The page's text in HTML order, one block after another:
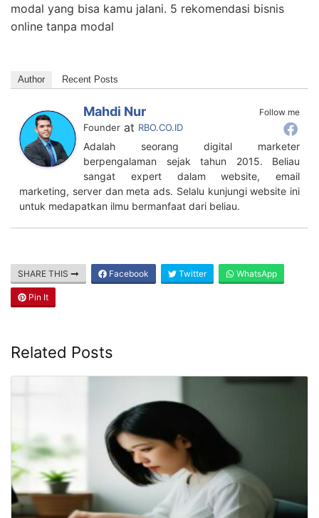
modal yang bisa kamu jalani. 5 rekomendasi bisnis
online tanpa modal
Author Recent Posts
Follow me
Mahdi Nur
Founder at RBO.CO.ID
Adalah seorang digital marketer
berpengalaman sejak tahun 2015. Beliau
sangat expert dalam website, email
marketing, server dan meta ads. Selalu kunjungi website ini
untuk medapatkan ilmu bermanfaat dari beliau.
SHARE THIS Facebook Twitter WhatsApp
Pin It
Related Posts